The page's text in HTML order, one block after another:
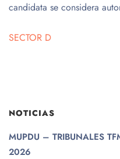
candidata se considera
SECTOR D
NOTICIAS
MUPDU – TRIBUNALES
2026